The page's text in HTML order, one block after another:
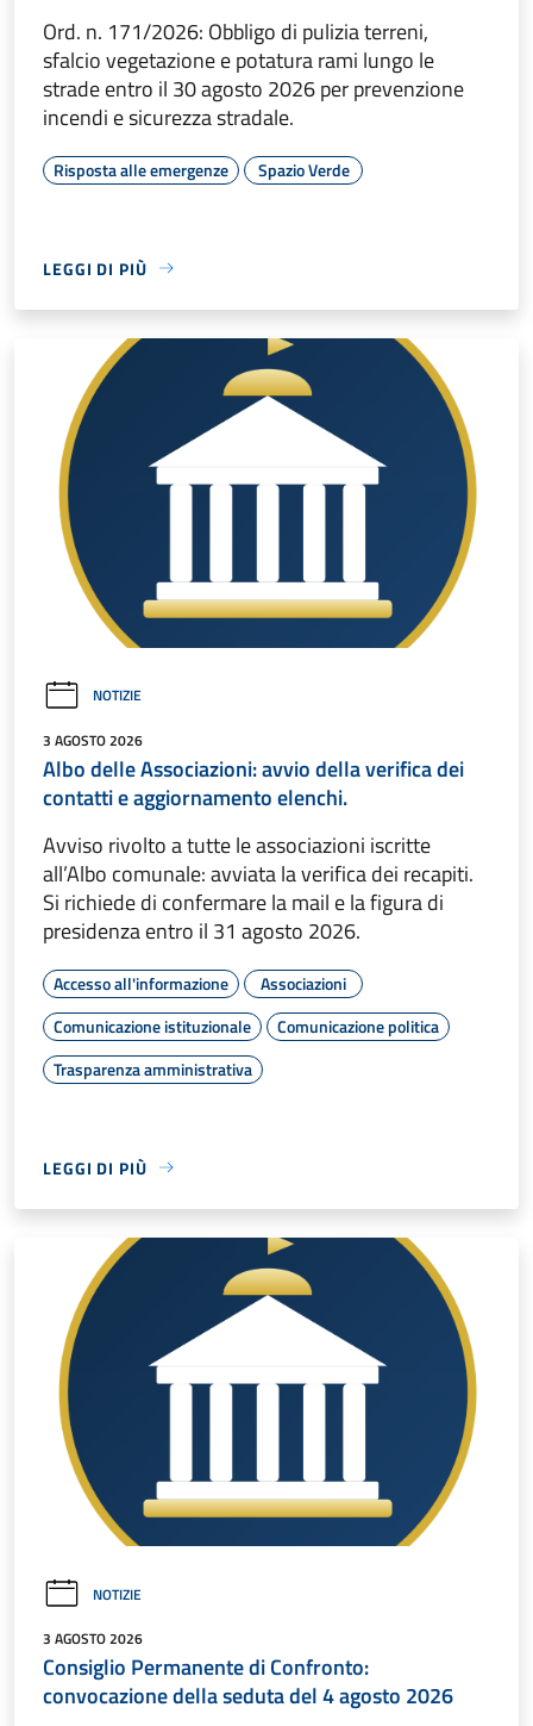
Ord. n. 171/2026: Obbligo di pulizia terreni,
sfalcio vegetazione e potatura rami lungo le
strade entro il 30 agosto 2026 per prevenzione
incendi e sicurezza stradale.
Risposta alle emergenze Spazio Verde
LEGGI DI PIÙ
NOTIZIE
3 AGOSTO 2026
Albo delle Associazioni: avvio della verifica dei
contatti e aggiornamento elenchi.
Avviso rivolto a tutte le associazioni iscritte
all’Albo comunale: avviata la verifica dei recapiti.
Si richiede di confermare la mail e la figura di
presidenza entro il 31 agosto 2026.
Accesso all'informazione
Associazioni
Comunicazione istituzionale
Comunicazione politica
Trasparenza amministrativa
LEGGI DI PIÙ
NOTIZIE
3 AGOSTO 2026
Consiglio Permanente di Confronto:
convocazione della seduta del 4 agosto 2026